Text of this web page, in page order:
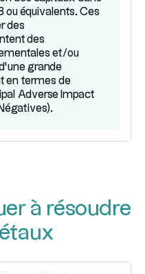
ou équivalents. Ces
des
des
et/ou
grande
en termes de
Adverse Impact
à résoudre